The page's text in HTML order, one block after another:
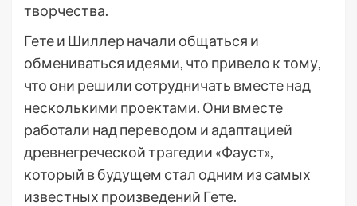
творчества.
Гете и Шиллер начали общаться и
обмениваться идеями, что привело к тому,
что они решили сотрудничать вместе над
несколькими проектами. Они вместе
работали над переводом и адаптацией
древнегреческой трагедии «Фауст»,
который в будущем стал одним из самых
известных произведений Гете.